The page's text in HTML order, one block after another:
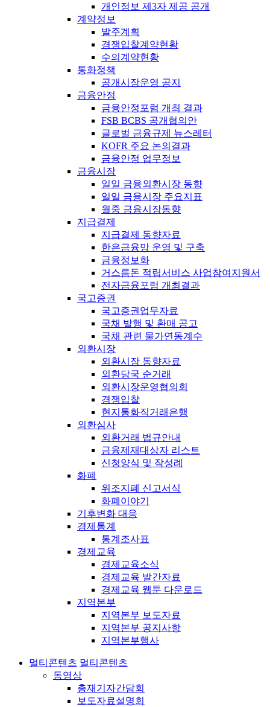
개인정보 제3자 제공 공개
계약정보
발주계획
경쟁입찰계약현황
수의계약현황
통화정책
공개시장운영 공지
금융안정
금융안정포럼 개최 결과
FSB BCBS 공개협의안
글로벌 금융규제 뉴스레터
KOFR 주요 논의결과
금융안정 업무정보
금융시장
일일 금융외환시장 동향
일일 금융시장 주요지표
월중 금융시장동향
지급결제
지급결제 동향자료
한은금융망 운영 및 구축
금융정보화
거스름돈 적립서비스 사업참여지원서
전자금융포럼 개최결과
국고증권
국고증권업무자료
국채 발행 및 환매 공고
국채 관련 물가연동계수
외환시장
외환시장 동향자료
외환당국 순거래
외환시장운영협의회
경쟁입찰
현지통화직거래은행
외환심사
외환거래 법규안내
금융제재대상자 리스트
신청양식 및 작성례
화폐
위조지폐 신고서식
화폐이야기
기후변화 대응
경제통계
통계조사표
경제교육
경제교육소식
경제교육 발간자료
경제교육 웹툰 다운로드
지역본부
지역본부 보도자료
지역본부 공지사항
지역본부행사
멀티콘텐츠 멀티콘텐츠
동영상
총재기자간담회
보도자료설명회